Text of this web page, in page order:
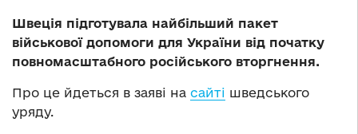
Швеція підготувала найбільший пакет
військової допомоги для України від початку
повномасштабного російського вторгнення.
Про це йдеться в заяві на сайті шведського
уряду.